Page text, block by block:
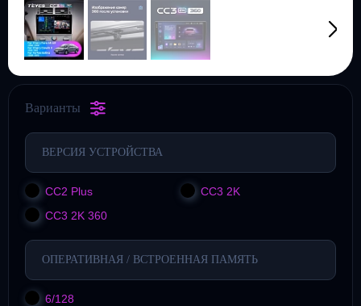
Варианты
ВЕРСИЯ УСТРОЙСТВА
CC2 Plus
CC3 2K
CC3 2K 360
ОПЕРАТИВНАЯ / ВСТРОЕННАЯ ПАМЯТЬ
6/128